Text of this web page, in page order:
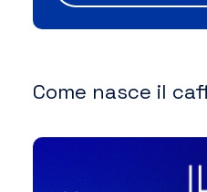
Come nasce il